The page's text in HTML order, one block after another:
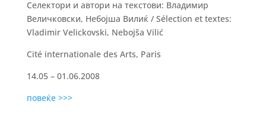
Селектори и автори на текстови: Владимир
Величковски, Небојша Вилиќ / Sélection et textes:
Vladimir Velickovski, Nebojša Vilić
Cité internationale des Arts, Paris
14.05 – 01.06.2008
повеќе >>>